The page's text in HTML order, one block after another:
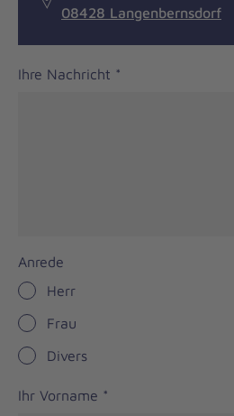
08428 Langenbernsdorf
Ihre Nachricht *
Anrede
Herr
Frau
Divers
Ihr Vorname *